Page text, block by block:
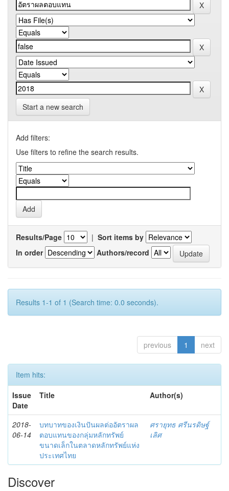
Start a new search
Add filters:
Use filters to refine the search results.
Results/Page | Sort items by
In order
Authors/record
Results 1-1 of 1 (Search time: 0.0 seconds).
previous 1 next
Item hits:
Issue
Date
Title Author(s)
2018-
06-14
บทบาทของเงินปันผลต่ออัตราผล
ตอบแทนของกลุ่มหลักทรัพย์
ขนาดเล็กในตลาดหลักทรัพย์แห่ง
ประเทศไทย
ศรายุทธ ศรีนรดิษฐ์
เลิศ
Discover